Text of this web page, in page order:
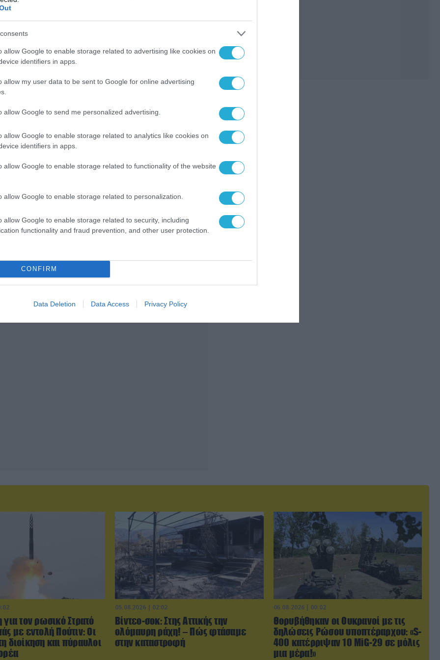
allow Google to enable storage related to advertising like cookies on
identifiers in apps.
allow my user data to be sent to Google for online advertising
allow Google to send me personalized advertising.
allow Google to enable storage related to analytics like cookies on
identifiers in apps.
allow Google to enable storage related to functionality of the website
allow Google to enable storage related to personalization.
allow Google to enable storage related to security, including
functionality and fraud prevention, and other user protection.
CONFIRM
Data Deletion Data Access Privacy Policy
ΑΡΘΡΟ
για τον ρωσικό Στρατό
με εντολή Πούτιν: Οι
διοίκηση και πύραυλοι
05.08.2026 | 02:02
Βίντεο-σοκ: Στης Αττικής την
ολόμαυρη ράχη! – Πώς φτάσαμε
στην καταστροφή
06.08.2026 | 00:02
Θορυβήθηκαν οι Ουκρανοί με τις
δηλώσεις Ρώσου υποπτέραρχου: «S-
400 κατέρριψαν 10 MiG-29 σε μόλις
μια μέρα!»